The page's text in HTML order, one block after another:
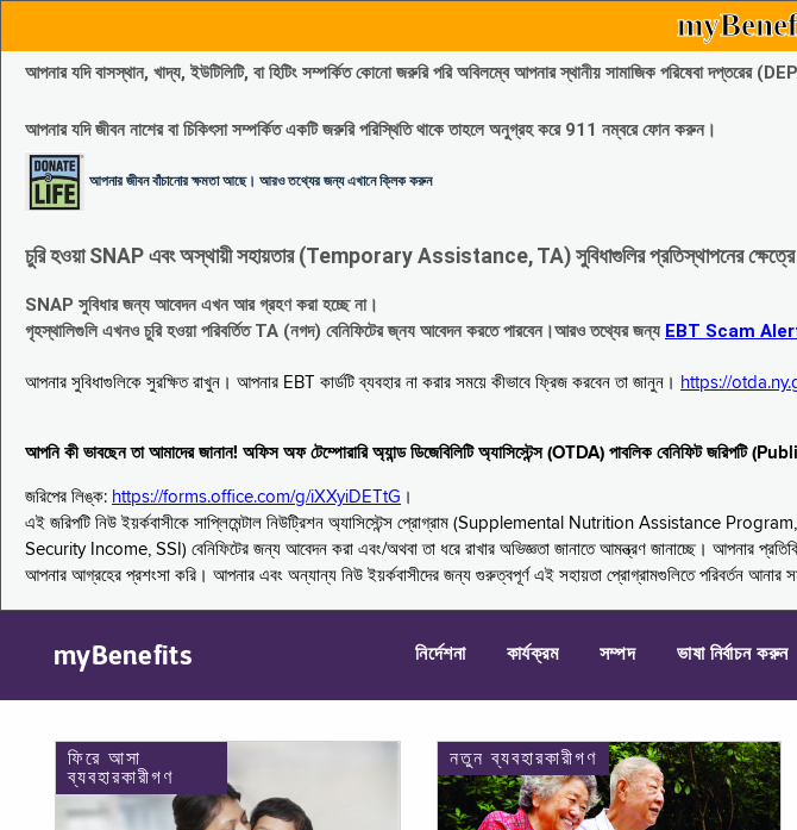
আপনার যদি বাসস্থান, খাদ্য, ইউটিলিটি, বা হিটিং সম্পর্কিত কোনো জরুরি পরি অবিলম্বে আপনার স্থানীয় সামাজিক পরিষেবা
আপনার যদি জীবন নাশের বা চিকিৎসা সম্পর্কিত একটি জরুরি পরিস্থিতি থাকে তাহলে অনুগ্রহ করে 911 নম্বরে ফোন করুন।
আপনার জীবন বাঁচানোর ক্ষমতা আছে। আরও তথ্যের জন্য এখানে ক্লিক করুন
চুরি হওয়া SNAP এবং অস্থায়ী সহায়তার (Temporary Assistance, TA) সুবিধাগুলির প্রতিস্থাপনের ক্ষেত্রে
SNAP সুবিধার জন্য আবেদন এখন আর গ্রহণ করা হচ্ছে না।
গৃহস্থালিগুলি এখনও চুরি হওয়া পরিবর্তিত TA (নগদ) বেনিফিটের জ্নয আবেদন করতে পারবেন।আরও তথ্যের জন্য EBT Scam
আপনার সুবিধাগুলিকে সুরক্ষিত রাখুন। আপনার EBT কার্ডটি ব্যবহার না করার সময়ে কীভাবে ফ্রিজ করবেন তা জানুন। https://
আপনি কী ভাবছেন তা আমাদের জানান! অফিস অফ টেম্পোরারি অ্যান্ড ডিজেবিলিটি অ্যাসিস্টেন্স (OTDA) পাবলিক বেনিফিট
জরিপের লিঙ্ক: https://forms.office.com/g/iXXyiDETtG ।
এই জরিপটি নিউ ইয়র্কবাসীকে সাপ্লিমেন্টাল নিউট্রিশন অ্যাসিস্টেন্স প্রোগ্রাম (Supplemental Nutrition Assistance
Security Income, SSI) বেনিফিটের জন্য আবেদন করা এবং/অথবা তা ধরে রাখার অভিজ্ঞতা জানাতে আমন্ত্রণ জানাচ্ছে। আপনার
আপনার আগ্রহের প্রশংসা করি। আপনার এবং অন্যান্য নিউ ইয়র্কবাসীদের জন্য গুরুত্বপূর্ণ এই সহায়তা প্রোগ্রামগুলিতে পরিবর্তন আনার
myBenefits নির্দেশনা কার্যক্রম সম্পদ ভাষা নির্বাচন করুন
ফিরে আসা
ব্যবহারকারীগণ
নতুন ব্যবহারকারীগণ